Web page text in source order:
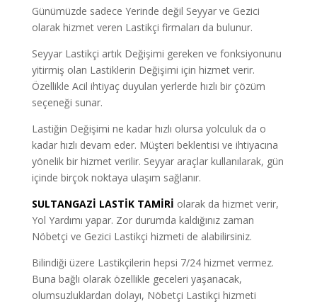
Günümüzde sadece Yerinde değil Seyyar ve Gezici
olarak hizmet veren Lastikçi firmaları da bulunur.
Seyyar Lastikçi artık Değişimi gereken ve fonksiyonunu
yitirmiş olan Lastiklerin Değişimi için hizmet verir.
Özellikle Acil ihtiyaç duyulan yerlerde hızlı bir çözüm
seçeneği sunar.
Lastiğin Değişimi ne kadar hızlı olursa yolculuk da o
kadar hızlı devam eder. Müşteri beklentisi ve ihtiyacına
yönelik bir hizmet verilir. Seyyar araçlar kullanılarak, gün
içinde birçok noktaya ulaşım sağlanır.
SULTANGAZİ LASTİK TAMİRİ olarak da hizmet verir,
Yol Yardımı yapar. Zor durumda kaldığınız zaman
Nöbetçi ve Gezici Lastikçi hizmeti de alabilirsiniz.
Bilindiği üzere Lastikçilerin hepsi 7/24 hizmet vermez.
Buna bağlı olarak özellikle geceleri yaşanacak,
olumsuzluklardan dolayı, Nöbetçi Lastikçi hizmeti